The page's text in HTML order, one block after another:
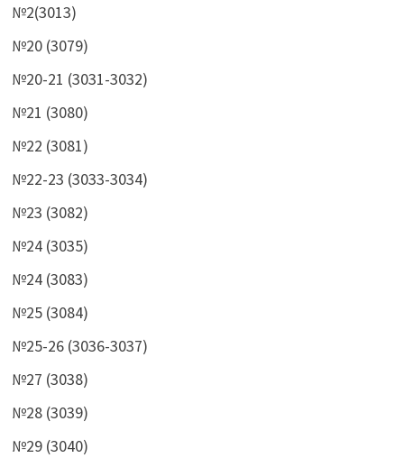
№2(3013)
№20 (3079)
№20-21 (3031-3032)
№21 (3080)
№22 (3081)
№22-23 (3033-3034)
№23 (3082)
№24 (3035)
№24 (3083)
№25 (3084)
№25-26 (3036-3037)
№27 (3038)
№28 (3039)
№29 (3040)